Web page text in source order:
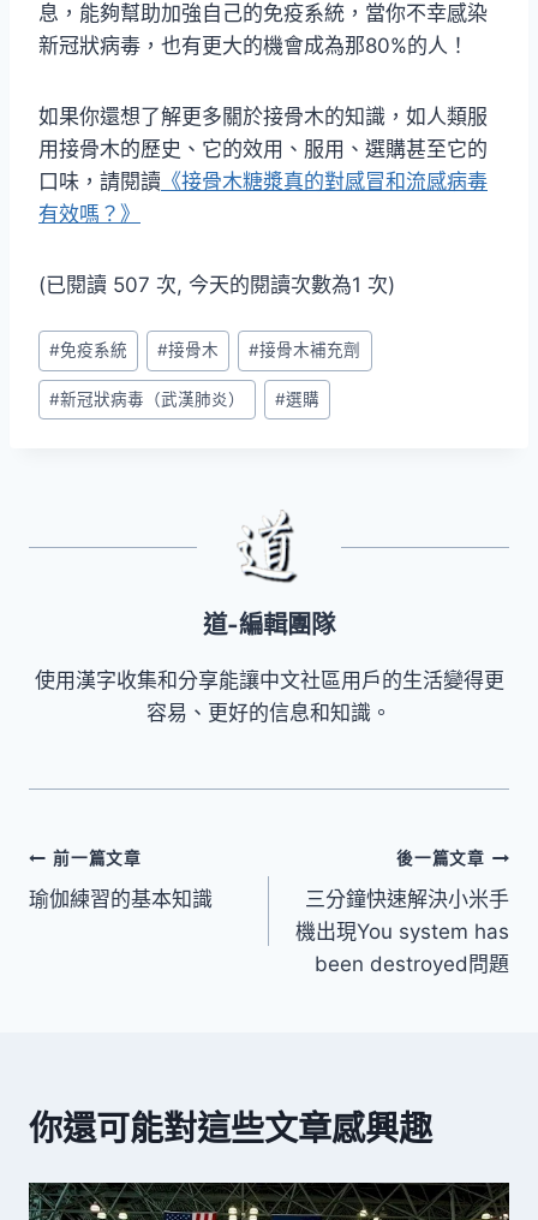
息，能夠幫助加強自己的免疫系統，當你不幸感染
新冠狀病毒，也有更大的機會成為那80%的人！
如果你還想了解更多關於接骨木的知識，如人類服
用接骨木的歷史、它的效用、服用、選購甚至它的
口味，請閱讀 《接骨木糖漿真的對感冒和流感病毒
有效嗎？》
(已閱讀 507 次, 今天的閱讀次數為1 次)
Post
Tags:
#免疫系統 #接骨木 #接骨木補充劑
#新冠狀病毒（武漢肺炎） #選購
道-編輯團隊
使用漢字收集和分享能讓中文社區用戶的生活變得更
容易、更好的信息和知識。
文
章
前一篇文章
瑜伽練習的基本知識
後一篇文章
三分鐘快速解決小米手
機出現You system has
been destroyed問題
你還可能對這些文章感興趣